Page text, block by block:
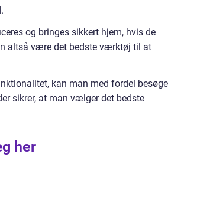
og bringes sikkert hjem, hvis de
altså være det bedste værktøj til at
kan man med fordel besøge
sikrer, at man vælger det bedste
her